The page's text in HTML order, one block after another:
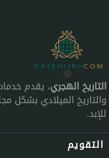
التاريخ الهجري، يقدم
والتاريخ الميلادي بشكل
للإبد.
التقويم